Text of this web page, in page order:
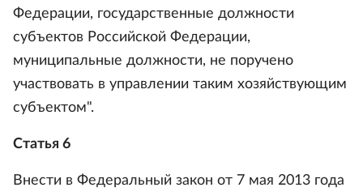
Федерации, государственные должности
субъектов Российской Федерации,
муниципальные должности, не поручено
участвовать в управлении таким хозяйствующим
субъектом".
Статья 6
Внести в Федеральный закон от 7 мая 2013 года